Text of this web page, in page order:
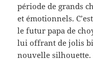
période de grands
et émotionnels.
le futur papa de
lui offrant de jolis
nouvelle silhouette.